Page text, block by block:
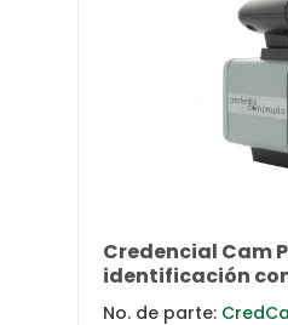
Credencial Cam
identificación
No. de parte: